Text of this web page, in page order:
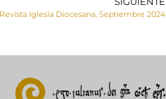
Revista Iglesia Diocesana, Septiembre 2024